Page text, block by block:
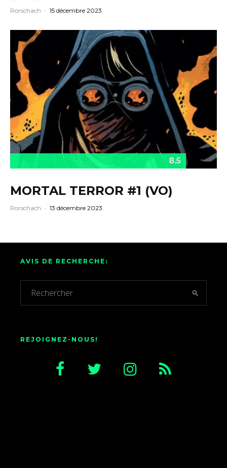
Rorschach · 15 décembre 2023
8.5
MORTAL TERROR #1 (VO)
Rorschach · 13 décembre 2023
AVIS DE RECHERCHE:
REJOIGNEZ-NOUS!